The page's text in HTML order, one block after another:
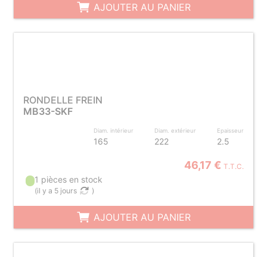
AJOUTER AU PANIER
RONDELLE FREIN
MB33-SKF
Diam. intérieur
165
Diam. extérieur
222
Epaisseur
2.5
46,17 € T.T.C.
1 pièces en stock
(il y a 5 jours )
AJOUTER AU PANIER